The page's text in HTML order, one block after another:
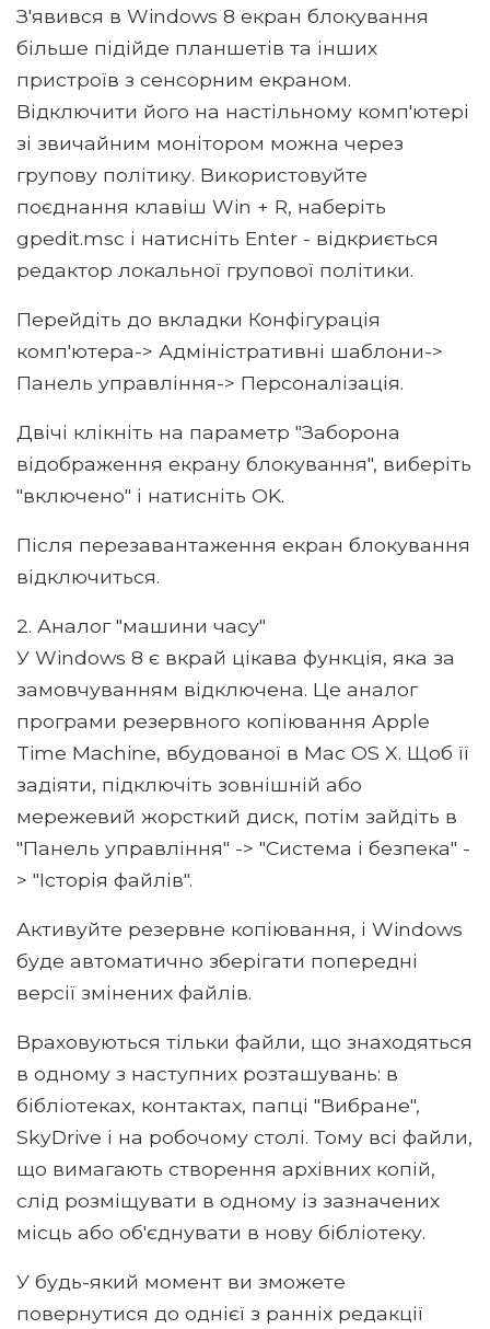
З'явився в Windows 8 екран блокування
більше підійде планшетів та інших
пристроїв з сенсорним екраном.
Відключити його на настільному комп'ютері
зі звичайним монітором можна через
групову політику. Використовуйте
поєднання клавіш Win + R, наберіть
gpedit.msc і натисніть Enter - відкриється
редактор локальної групової політики.
Перейдіть до вкладки Конфігурація
комп'ютера-> Адміністративні шаблони->
Панель управління-> Персоналізація.
Двічі клікніть на параметр "Заборона
відображення екрану блокування", виберіть
"включено" і натисніть OK.
Після перезавантаження екран блокування
відключиться.
2. Аналог "машини часу"
У Windows 8 є вкрай цікава функція, яка за
замовчуванням відключена. Це аналог
програми резервного копіювання Apple
Time Machine, вбудованої в Mac OS X. Щоб її
задіяти, підключіть зовнішній або
мережевий жорсткий диск, потім зайдіть в
"Панель управління" -> "Система і безпека" -
> "Історія файлів".
Активуйте резервне копіювання, і Windows
буде автоматично зберігати попередні
версії змінених файлів.
Враховуються тільки файли, що знаходяться
в одному з наступних розташувань: в
бібліотеках, контактах, папці "Вибране",
SkyDrive і на робочому столі. Тому всі файли,
що вимагають створення архівних копій,
слід розміщувати в одному із зазначених
місць або об'єднувати в нову бібліотеку.
У будь-який момент ви зможете
повернутися до однієї з ранніх редакції